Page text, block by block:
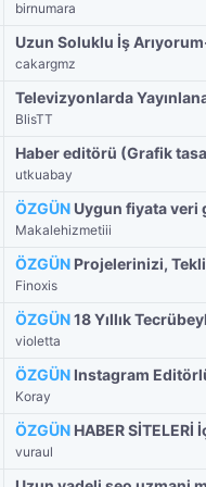
birnumara
Uzun Soluklu İş
cakargmz
Televizyonlarda
BlisTT
Haber editörü (Grafik
utkuabay
ÖZGÜN Uygun fiyata
Makalehizmetiii
ÖZGÜN Projelerinizi,
Finoxis
ÖZGÜN18 Yıllık
violetta
ÖZGÜN Instagram
Koray
ÖZGÜN HABER SİTELERİ
vuraul